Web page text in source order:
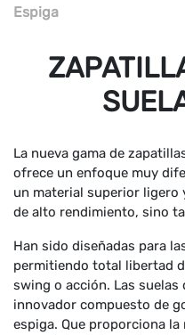
Espiga
La nueva gama de
ofrece un enfoque muy
un material superior ligero
de alto rendimiento, sino
Han sido diseñadas para
permitiendo total libertad
swing o acción. Las
innovador compuesto de
espiga. Que proporciona